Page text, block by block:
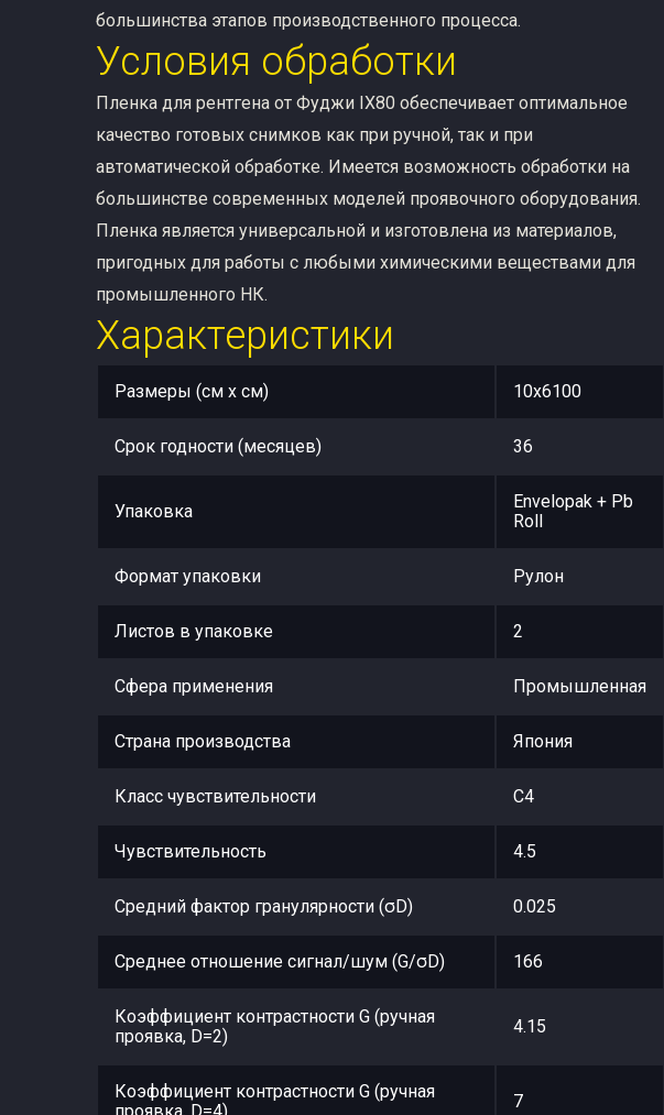
большинства этапов производственного процесса.
Условия обработки
Пленка для рентгена от Фуджи IX80 обеспечивает оптимальное
качество готовых снимков как при ручной, так и при
автоматической обработке. Имеется возможность обработки на
большинстве современных моделей проявочного оборудования.
Пленка является универсальной и изготовлена из материалов,
пригодных для работы с любыми химическими веществами для
промышленного НК.
Характеристики
Размеры (см x см) 10х6100
Срок годности (месяцев) 36
Упаковка
Envelopak + Pb
Roll
Формат упаковки Рулон
Листов в упаковке 2
Сфера применения Промышленная
Страна производства Япония
Класс чувствительности С4
Чувствительность 4.5
Средний фактор гранулярности (σD) 0.025
Среднее отношение сигнал/шум (G/σD) 166
Коэффициент контрастности G (ручная
проявка, D=2)
4.15
Коэффициент контрастности G (ручная
7